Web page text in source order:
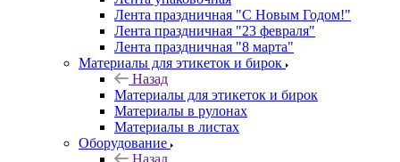
Лента праздничная "С Новым Годом!"
Лента праздничная "23 февраля"
Лента праздничная "8 марта"
Материалы для этикеток и бирок
Назад
Материалы для этикеток и бирок
Материалы в рулонах
Материалы в листах
Оборудование
Назад